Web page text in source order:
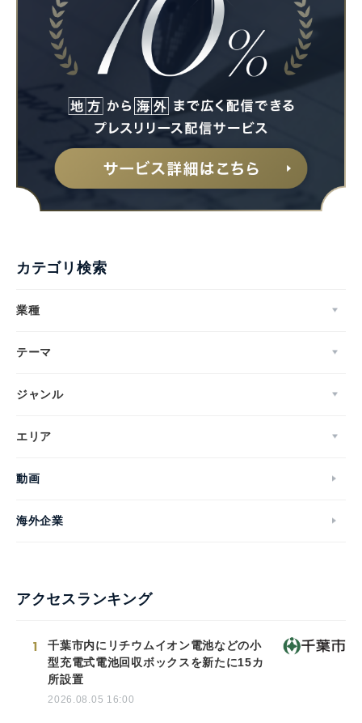
カテゴリ検索
業種
テーマ
ジャンル
エリア
動画
海外企業
アクセスランキング
1
千葉市内にリチウムイオン電池などの小
型充電式電池回収ボックスを新たに15カ
所設置
2026.08.05 16:00